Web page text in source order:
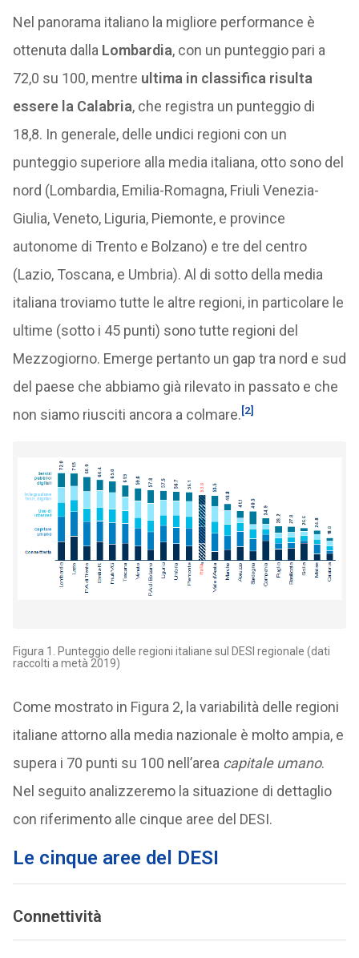
Nel panorama italiano la migliore performance è
ottenuta dalla Lombardia, con un punteggio pari a
72,0 su 100, mentre ultima in classifica risulta
essere la Calabria, che registra un punteggio di
18,8. In generale, delle undici regioni con un
punteggio superiore alla media italiana, otto sono del
nord (Lombardia, Emilia-Romagna, Friuli Venezia-
Giulia, Veneto, Liguria, Piemonte, e province
autonome di Trento e Bolzano) e tre del centro
(Lazio, Toscana, e Umbria). Al di sotto della media
italiana troviamo tutte le altre regioni, in particolare le
ultime (sotto i 45 punti) sono tutte regioni del
Mezzogiorno. Emerge pertanto un gap tra nord e sud
del paese che abbiamo già rilevato in passato e che
non siamo riusciti ancora a colmare.[2]
Figura 1. Punteggio delle regioni italiane sul DESI regionale (dati
raccolti a metà 2019)
Come mostrato in Figura 2, la variabilità delle regioni
italiane attorno alla media nazionale è molto ampia, e
supera i 70 punti su 100 nell’area capitale umano.
Nel seguito analizzeremo la situazione di dettaglio
con riferimento alle cinque aree del DESI.
Le cinque aree del DESI
Connettività